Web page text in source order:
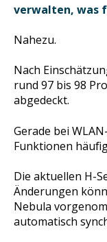
verwalten, was
Nahezu.
Nach
rund 97 bis 98
abgedeckt.
Gerade bei
Funktionen
Die aktuellen H-
Änderungen
Nebula
automatisch